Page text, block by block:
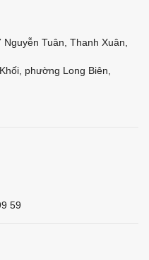
Tuân, Thanh Xuân,
phường Long Biên,
59